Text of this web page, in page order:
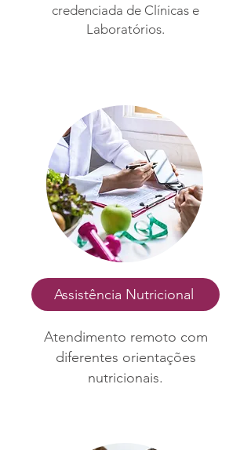
credenciada de Clínicas e
Laboratórios.
Assistência Nutricional
Atendimento remoto com
diferentes orientações
nutricionais.